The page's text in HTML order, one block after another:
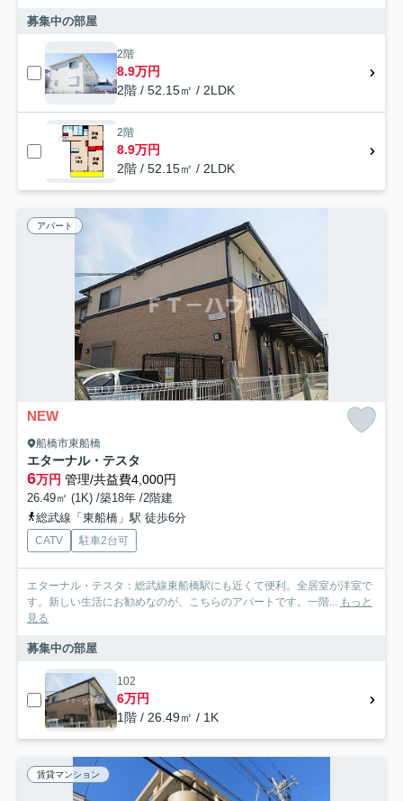
募集中の部屋
2階
8.9万円
2階 / 52.15㎡ / 2LDK
2階
8.9万円
2階 / 52.15㎡ / 2LDK
アパート
NEW
船橋市東船橋
エターナル・テスタ
6万円 管理/共益費4,000円
26.49㎡ (1K) /築18年 /2階建
総武線「東船橋」駅 徒歩6分
CATV 駐車2台可
エターナル・テスタ：総武線東船橋駅にも近くて便利。全居室が洋室で
す。新しい生活にお勧めなのが、こちらのアパートです。一階... もっと
見る
募集中の部屋
102
6万円
1階 / 26.49㎡ / 1K
賃貸マンション